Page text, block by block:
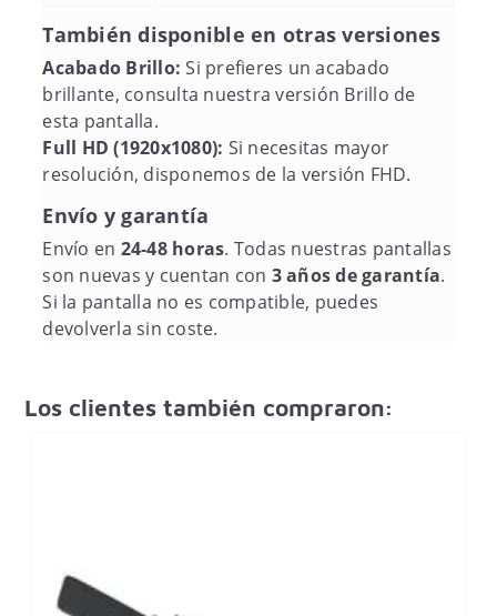
También disponible en otras versiones
Acabado Brillo: Si prefieres un acabado
brillante, consulta nuestra versión Brillo de
esta pantalla.
Full HD (1920x1080): Si necesitas mayor
resolución, disponemos de la versión FHD.
Envío y garantía
Envío en 24-48 horas. Todas nuestras pantallas
son nuevas y cuentan con 3 años de garantía.
Si la pantalla no es compatible, puedes
devolverla sin coste.
Los clientes también compraron: